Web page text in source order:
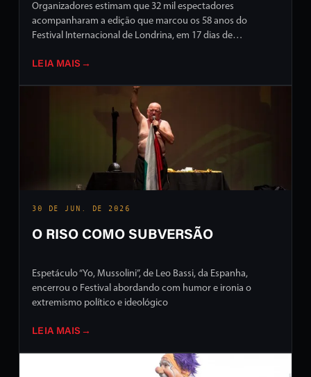
Organizadores estimam que 32 mil espectadores
acompanharam a edição que marcou os 58 anos do
Festival Internacional de Londrina, em 17 dias de
LEIA MAIS →
30 DE JUN. DE 2026
O RISO COMO SUBVERSÃO
Espetáculo “Yo, Mussolini”, de Leo Bassi, da Espanha,
encerrou o Festival abordando com humor e ironia o
extremismo político e ideológico
LEIA MAIS →